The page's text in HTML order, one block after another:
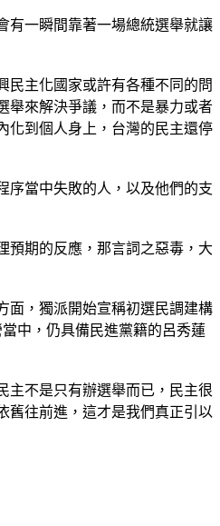
有一瞬間靠著一場總統選舉就讓
民主化國家或許有各種不同的問
舉來解決爭議，而不是暴力或者
化到個人身上，台灣的民主還停
序當中失敗的人，以及他們的支
預期的反應，那言詞之惡毒，大
面，獨派開始宣稱初選民調建構
中，仍具備民進黨籍的呂秀蓮
主不是只有辦選舉而已，民主很
舊往前進，這才是我們真正引以